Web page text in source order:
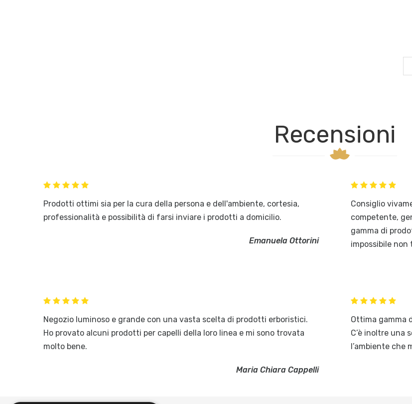
Recensioni
Prodotti ottimi sia per la cura della persona e dell'ambiente, cortesia,
professionalità e possibilità di farsi inviare i prodotti a domicilio.
Emanuela Ottorini
Consiglio
competente,
gamma di
impossibile
Negozio luminoso e grande con una vasta scelta di prodotti erboristici.
Ho provato alcuni prodotti per capelli della loro linea e mi sono trovata
molto bene.
Maria Chiara Cappelli
Ottima gamma
C’è inoltre una
l’ambiente che